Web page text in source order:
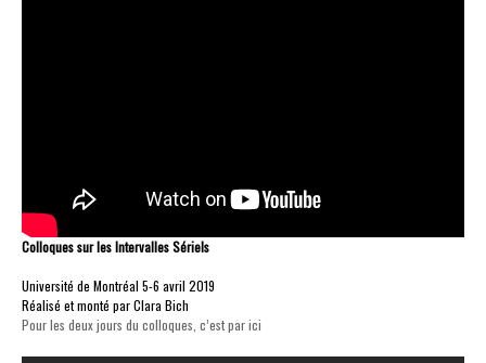
Colloques sur les Intervalles Sériels
Université de Montréal 5-6 avril 2019
Réalisé et monté par Clara Bich
Pour les deux jours du colloques, c’est par ici